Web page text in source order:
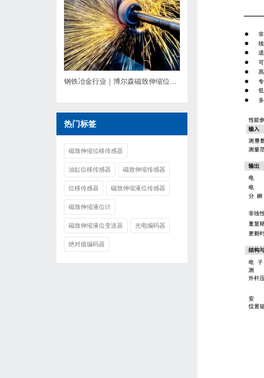
热门标签
磁致伸缩位移传感器
油缸位移传感器 磁致伸缩传感器
位移传感器 磁致伸缩液位传感器
磁致伸缩液位计
磁致伸缩液位变送器 光电编码器
绝对值编码器